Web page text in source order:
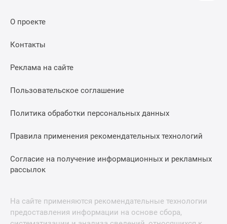
О проекте
Контакты
Реклама на сайте
Пользовательское соглашение
Политика обработки персональных данных
Правила применения рекомендательных технологий
Согласие на получение информационных и рекламных
рассылок
На сайте применяются рекомендательные технологии
предоставления информации на основе сбора,